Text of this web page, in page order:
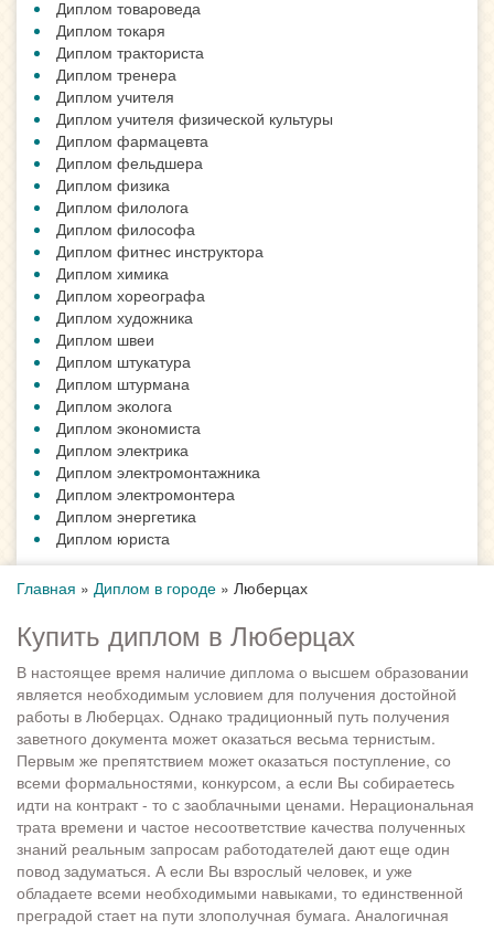
Диплом товароведа
Диплом токаря
Диплом тракториста
Диплом тренера
Диплом учителя
Диплом учителя физической культуры
Диплом фармацевта
Диплом фельдшера
Диплом физика
Диплом филолога
Диплом философа
Диплом фитнес инструктора
Диплом химика
Диплом хореографа
Диплом художника
Диплом швеи
Диплом штукатура
Диплом штурмана
Диплом эколога
Диплом экономиста
Диплом электрика
Диплом электромонтажника
Диплом электромонтера
Диплом энергетика
Диплом юриста
Главная » Диплом в городе » Люберцах
Купить диплом в Люберцах
В настоящее время наличие диплома о высшем образовании
является необходимым условием для получения достойной
работы в Люберцах. Однако традиционный путь получения
заветного документа может оказаться весьма тернистым.
Первым же препятствием может оказаться поступление, со
всеми формальностями, конкурсом, а если Вы собираетесь
идти на контракт - то с заоблачными ценами. Нерациональная
трата времени и частое несоответствие качества полученных
знаний реальным запросам работодателей дают еще один
повод задуматься. А если Вы взрослый человек, и уже
обладаете всеми необходимыми навыками, то единственной
преградой стает на пути злополучная бумага. Аналогичная